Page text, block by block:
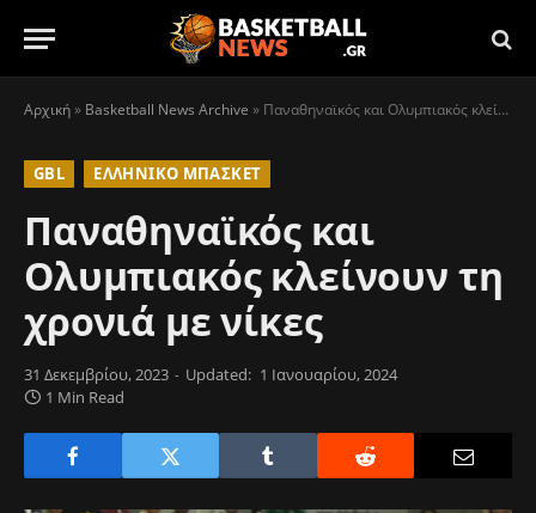
Αρχική» Basketball News Archive » Παναθηναϊκός και Ολυμπιακός κλείνουν τη χρονιά με νίκες
GBL ΕΛΛΗΝΙΚΌ ΜΠΆΣΚΕΤ
Παναθηναϊκός και
Ολυμπιακός κλείνουν τη
χρονιά με νίκες
31 Δεκεμβρίου, 2023 Updated: 1 Ιανουαρίου, 2024
1 Min Read